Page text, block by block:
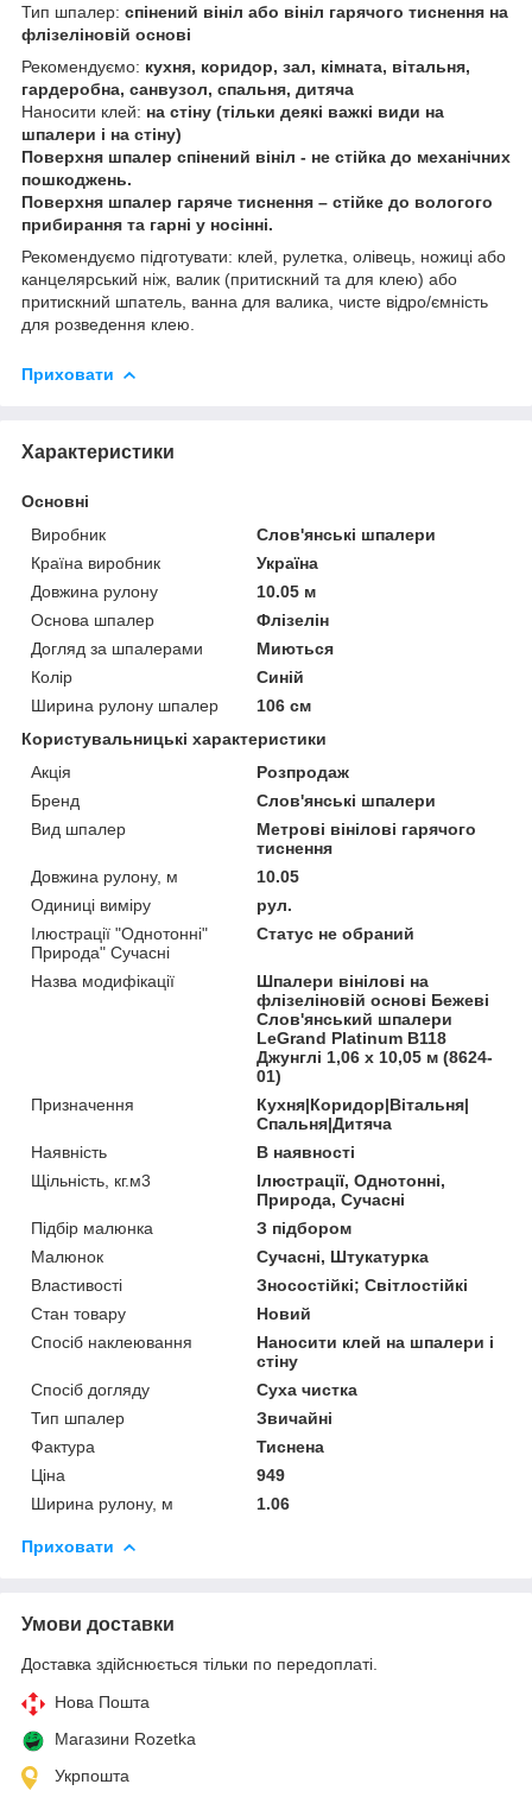
Тип шпалер: спінений вініл або вініл гарячого тиснення на
флізеліновій основі
Рекомендуємо: кухня, коридор, зал, кімната, вітальня,
гардеробна, санвузол, спальня, дитяча
Наносити клей: на стіну (тільки деякі важкі види на
шпалери і на стіну)
Поверхня шпалер спінений вініл - не стійка до механічних
пошкоджень.
Поверхня шпалер гаряче тиснення – стійке до вологого
прибирання та гарні у носінні.
Рекомендуємо підготувати: клей, рулетка, олівець, ножиці або
канцелярський ніж, валик (притискний та для клею) або
притискний шпатель, ванна для валика, чисте відро/ємність
для розведення клею.
Приховати
Характеристики
Основні
Виробник
Слов'янські шпалери
Країна виробник
Україна
Довжина рулону
10.05 м
Основа шпалер
Флізелін
Догляд за шпалерами
Миються
Колір
Синій
Ширина рулону шпалер
106 см
Користувальницькі характеристики
Акція
Розпродаж
Бренд
Слов'янські шпалери
Вид шпалер
Метрові вінілові гарячого
тиснення
Довжина рулону, м
10.05
Одиниці виміру
рул.
Ілюстрації "Однотонні"
Природа" Сучасні
Статус не обраний
Назва модифікації
Шпалери вінілові на
флізеліновій основі Бежеві
Слов'янський шпалери
LeGrand Platinum В118
Джунглі 1,06 х 10,05 м (8624-
01)
Призначення
Кухня|Коридор|Вітальня|
Спальня|Дитяча
Наявність
В наявності
Щільність, кг.м3
Ілюстрації, Однотонні,
Природа, Сучасні
Підбір малюнка
З підбором
Малюнок
Сучасні, Штукатурка
Властивості
Зносостійкі; Світлостійкі
Стан товару
Новий
Спосіб наклеювання
Наносити клей на шпалери і
стіну
Спосіб догляду
Суха чистка
Тип шпалер
Звичайні
Фактура
Тиснена
Ціна
949
Ширина рулону, м
1.06
Приховати
Умови доставки
Доставка здійснюється тільки по передоплаті.
Нова Пошта
Магазини Rozetka
Укрпошта